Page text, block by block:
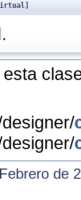
.
de